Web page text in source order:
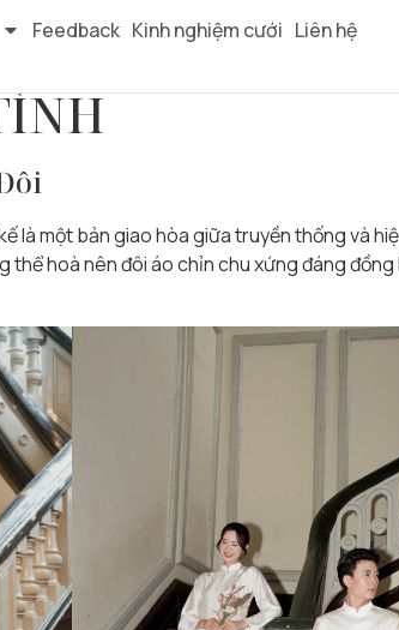
Feedback Kinh nghiệm cưới Liên hệ
là một bản giao hòa giữa truyền thống và
hoà nên đôi áo chỉn chu xứng đáng đồng